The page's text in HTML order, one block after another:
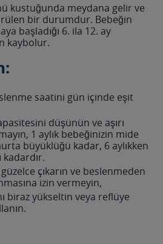
kustuğunda meydana gelir ve
bir durumdur. Bebeğin
başladığı 6. ila 12. ay
kaybolur.
saatini gün içinde eşit
düşünün ve aşırı
1 aylık bebeğinizin mide
büyüklüğü kadar, 6 aylıkken
kadardır.
çıkarın ve beslenmeden
izin vermeyin,
biraz yükseltin veya reflüye